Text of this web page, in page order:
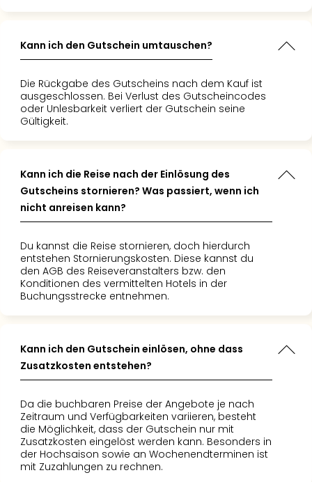
Kann ich den Gutschein umtauschen?
Die Rückgabe des Gutscheins nach dem Kauf ist
ausgeschlossen. Bei Verlust des Gutscheincodes
oder Unlesbarkeit verliert der Gutschein seine
Gültigkeit.
Kann ich die Reise nach der Einlösung des
Gutscheins stornieren? Was passiert, wenn ich
nicht anreisen kann?
Du kannst die Reise stornieren, doch hierdurch
entstehen Stornierungskosten. Diese kannst du
den AGB des Reiseveranstalters bzw. den
Konditionen des vermittelten Hotels in der
Buchungsstrecke entnehmen.
Kann ich den Gutschein einlösen, ohne dass
Zusatzkosten entstehen?
Da die buchbaren Preise der Angebote je nach
Zeitraum und Verfügbarkeiten variieren, besteht
die Möglichkeit, dass der Gutschein nur mit
Zusatzkosten eingelöst werden kann. Besonders in
der Hochsaison sowie an Wochenendterminen ist
mit Zuzahlungen zu rechnen.